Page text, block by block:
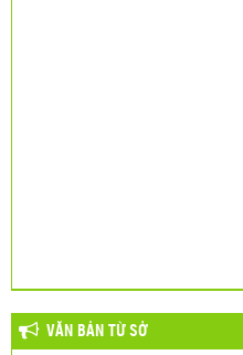
VĂN BẢN TỪ SỞ